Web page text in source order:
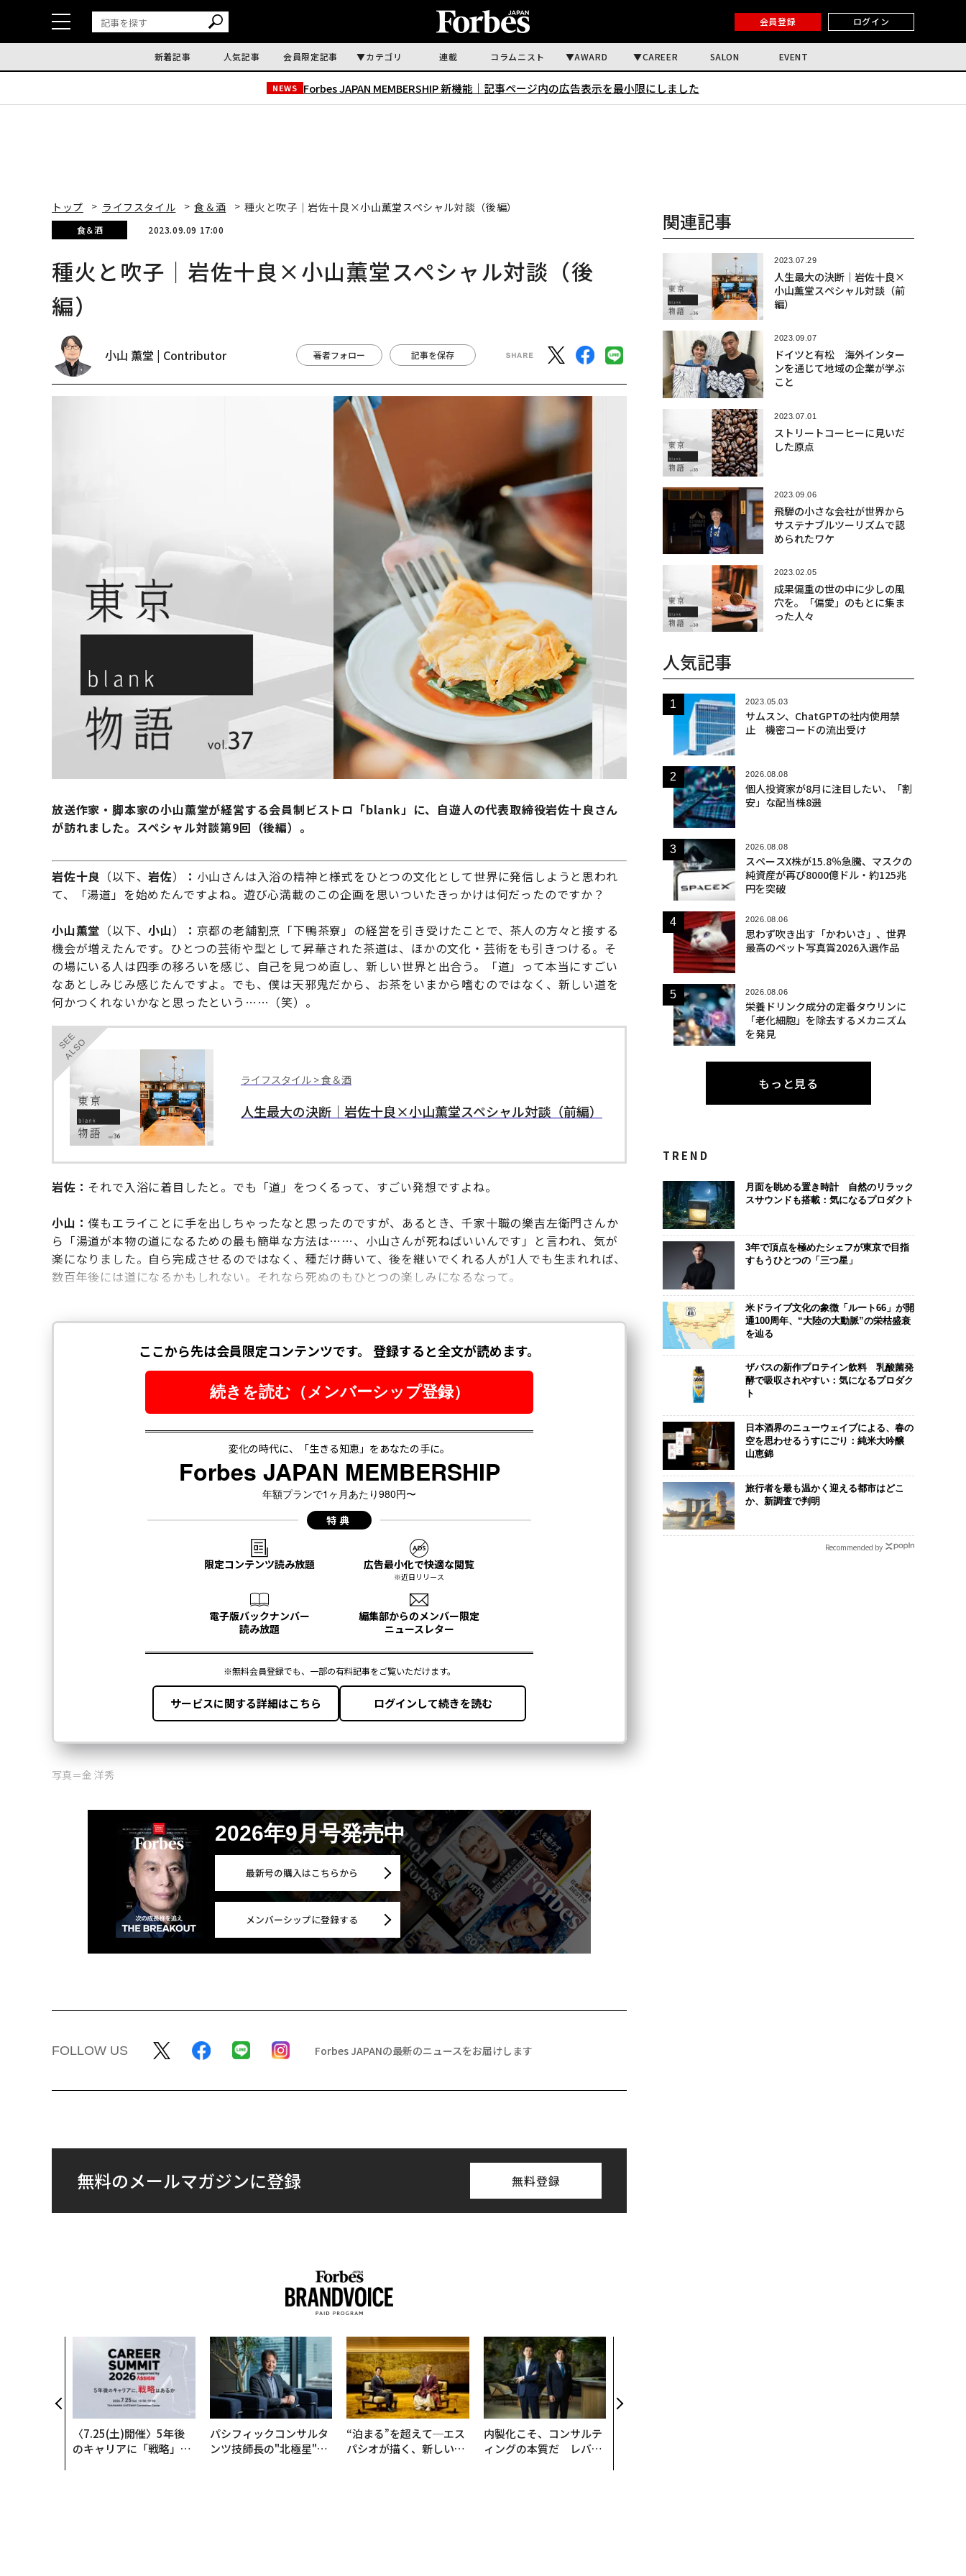
会員登録 ログイン
新着記事 人気記事 会員限定記事 カテゴリ 連載 コラムニスト AWARD CAREER SALON EVENT
NEWS Forbes JAPAN MEMBERSHIP 新機能｜ 記事ページ内の広告表示を最小限にしました
トップ ライフスタイル 食＆酒 種火と吹子｜岩佐十良×小山薫堂スペシャル対談（後編）
食＆酒 2023.09.09 17:00
種火と吹子｜岩佐十良×小山薫堂スペシャル対談（後
編）
小山 薫堂 | Contributor 著者フォロー 記事を保存
放送作家・脚本家の小山薫堂が経営する会員制ビストロ「blank」に、自遊人の代表取締役岩佐十良さん
が訪れました。スペシャル対談第9回（後編）。
岩佐十良 （以下、岩佐） ： 小山さんは入浴の精神と様式をひとつの文化として世界に発信しようと思われ
て、「湯道」を始めたんですよね。遊び心満載のこの企画を思いついたきっかけは何だったのですか？
小山薫堂 （以下、小山） ： 京都の老舗割烹「下鴨茶寮」の経営を引き受けたことで、茶人の方々と接する
機会が増えたんです。ひとつの芸術や型として昇華された茶道は、ほかの文化・芸術をも引きつける。そ
の場にいる人は四季の移ろいを感じ、自己を見つめ直し、新しい世界と出合う。「道」って本当にすごい
なあとしみじみ感じたんですよ。でも、僕は天邪鬼だから、お茶をいまから嗜むのではなく、新しい道を
何かつくれないかなと思ったという……（笑）。
SEE
ALSO
ライフスタイル > 食＆酒
人生最大の決断｜岩佐十良×小山薫堂スペシャル対談（前編）
岩佐： それで入浴に着目したと。でも「道」をつくるって、すごい発想ですよね。
小山：僕もエライことに手を出しちゃったなと思ったのですが、あるとき、千家十職の樂吉左衛門さんか
ら「湯道が本物の道になるための最も簡単な方法は……、小山さんが死ねばいいんです」と言われ、気が
楽になりました。自ら完成させるのではなく、種だけ蒔いて、後を継いでくれる人が1人でも生まれれば、
数百年後には道になるかもしれない。それなら死ぬのもひとつの楽しみになるなって。
写真＝金 洋秀
2026年9月号発売中
最新号の購入はこちらから
メンバーシップに登録する
FOLLOW US Forbes JAPANの最新のニュースをお届けします
無料のメールマガジンに登録 無料登録
〈7.25(土)開催〉5年後
のキャリアに「戦略」は
パシフィックコンサルタ
ンツ技師長の"北極星"。
“泊まる”を超えて─エス
パシオが描く、新しい日
内製化こそ、コンサルテ
ィングの本質だ レバレ
関連記事
2023.07.29
人生最大の決断｜岩佐十良×
小山薫堂スペシャル対談（前
編）
2023.09.07
ドイツと有松 海外インター
ンを通じて地域の企業が学ぶ
こと
2023.07.01
ストリートコーヒーに見いだ
した原点
2023.09.06
飛騨の小さな会社が世界から
サステナブルツーリズムで認
められたワケ
2023.02.05
成果偏重の世の中に少しの風
穴を。「偏愛」のもとに集ま
った人々
人気記事
2023.05.03
サムスン、ChatGPTの社内使用禁
止 機密コードの流出受け
2026.08.08
個人投資家が8月に注目したい、「割
安」な配当株8選
2026.08.08
スペースX株が15.8％急騰、マスクの
純資産が再び8000億ドル・約125兆
円を突破
2026.08.06
思わず吹き出す「かわいさ」、世界
最高のペット写真賞2026入選作品
2026.08.06
栄養ドリンク成分の定番タウリンに
「老化細胞」を除去するメカニズム
を発見
もっと見る
TREND
月面を眺める置き時計 自然のリラック
スサウンドも搭載：気になるプロダクト
3年で頂点を極めたシェフが東京で目指
すもうひとつの「三つ星」
米ドライブ文化の象徴「ルート66」が開
通100周年、“大陸の大動脈”の栄枯盛衰
を辿る
ザバスの新作プロテイン飲料 乳酸菌発
酵で吸収されやすい：気になるプロダク
ト
日本酒界のニューウェイブによる、春の
空を思わせるうすにごり：純米大吟醸
山恵錦
旅行者を最も温かく迎える都市はどこ
か、新調査で判明
Recommended by